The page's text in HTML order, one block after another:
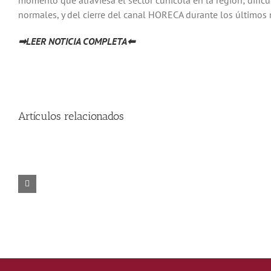
normales, y del cierre del canal HORECA durante los últimos
➡LEER NOTICIA COMPLETA⬅
Artículos relacionados